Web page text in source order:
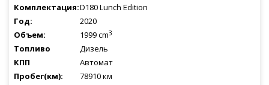
D180 Lunch Edition
2020
1999 cm3
Дизель
Автомат
78910 км